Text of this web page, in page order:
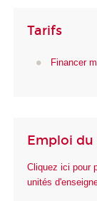
Tarifs
Financer
Emploi
Cliquez ici pour
unités